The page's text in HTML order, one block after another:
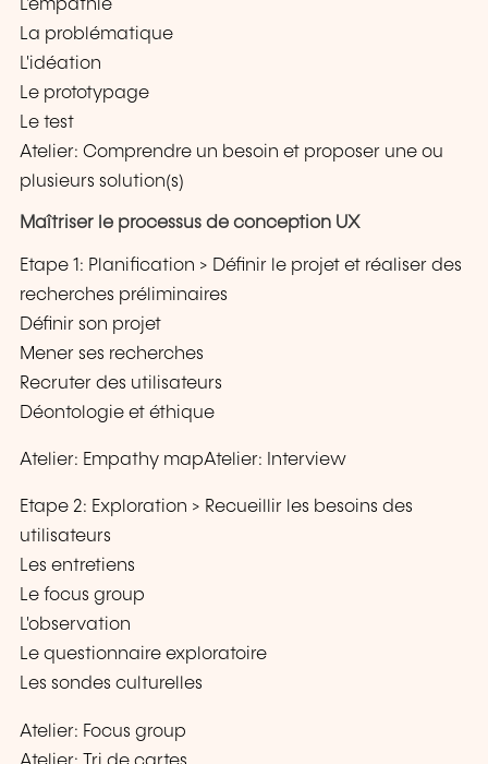
L'empathie
La problématique
L'idéation
Le prototypage
Le test
Atelier: Comprendre un besoin et proposer une ou
plusieurs solution(s)
Maîtriser le processus de conception UX
Etape 1: Planification > Définir le projet et réaliser des
recherches préliminaires
Définir son projet
Mener ses recherches
Recruter des utilisateurs
Déontologie et éthique
Atelier: Empathy mapAtelier: Interview
Etape 2: Exploration > Recueillir les besoins des
utilisateurs
Les entretiens
Le focus group
L'observation
Le questionnaire exploratoire
Les sondes culturelles
Atelier: Focus group